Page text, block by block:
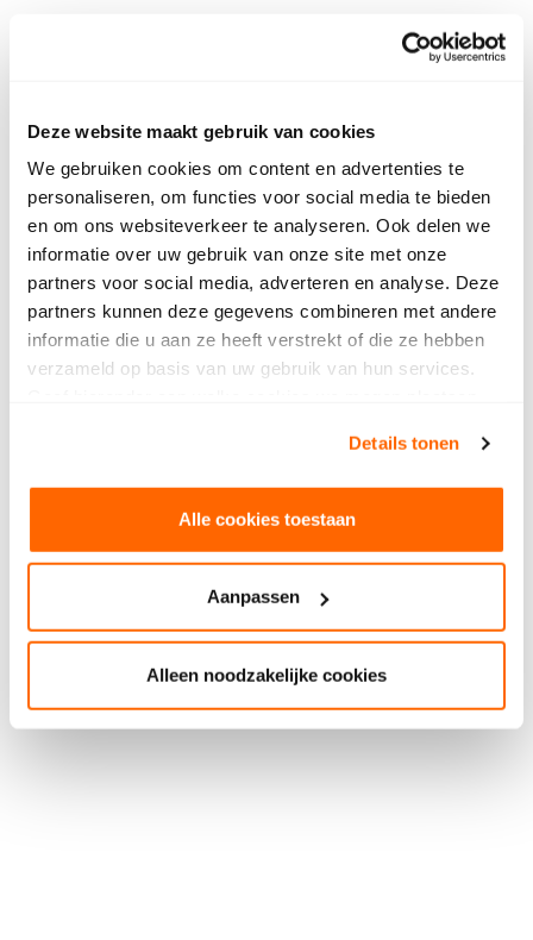
Deze website maakt gebruik van cookies
We gebruiken cookies om content en advertenties te
personaliseren, om functies voor social media te bieden
en om ons websiteverkeer te analyseren. Ook delen we
informatie over uw gebruik van onze site met onze
partners voor social media, adverteren en analyse. Deze
partners kunnen deze gegevens combineren met andere
informatie die u aan ze heeft verstrekt of die ze hebben
verzameld op basis van uw gebruik van hun services.
Details tonen
Alle cookies toestaan
Aanpassen
Alleen noodzakelijke cookies